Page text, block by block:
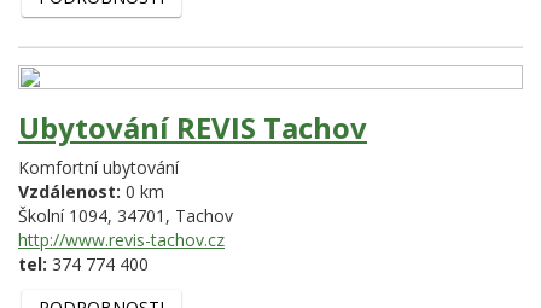
Ubytování REVIS Tachov
Komfortní ubytování
Vzdálenost: 0 km
Školní 1094, 34701, Tachov
http://www.revis-tachov.cz
tel: 374 774 400